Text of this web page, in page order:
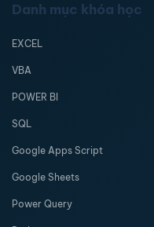
Danh mục khóa học
EXCEL
VBA
POWER BI
SQL
Google Apps Script
Google Sheets
Power Query